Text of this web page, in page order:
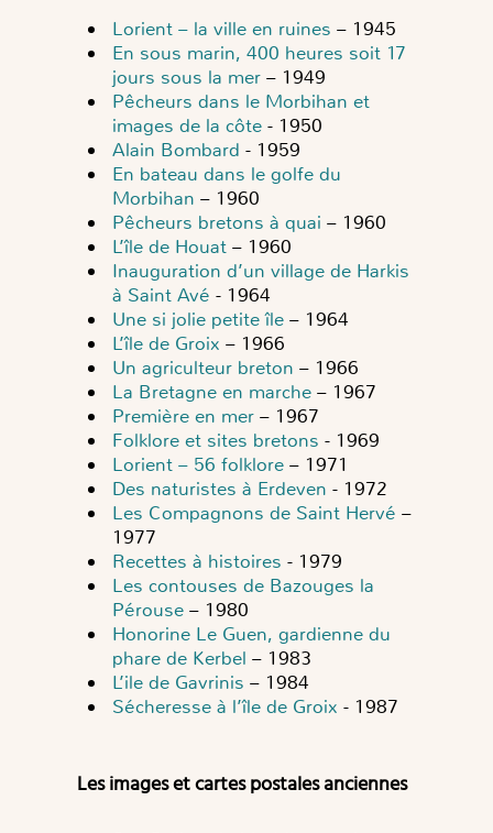
Lorient – la ville en ruines – 1945
En sous marin, 400 heures soit 17
jours sous la mer – 1949
Pêcheurs dans le Morbihan et
images de la côte - 1950
Alain Bombard - 1959
En bateau dans le golfe du
Morbihan – 1960
Pêcheurs bretons à quai – 1960
L’île de Houat – 1960
Inauguration d’un village de Harkis
à Saint Avé - 1964
Une si jolie petite île – 1964
L’île de Groix – 1966
Un agriculteur breton – 1966
La Bretagne en marche– 1967
Première en mer – 1967
Folklore et sites bretons- 1969
Lorient – 56 folklore – 1971
Des naturistes à Erdeven- 1972
Les Compagnons de Saint Hervé –
1977
Recettes à histoires- 1979
Les contouses de Bazouges la
Pérouse – 1980
Honorine Le Guen, gardienne du
phare de Kerbel– 1983
L’ile de Gavrinis– 1984
Sécheresse à l’île de Groix- 1987
Les images et cartes postales anciennes